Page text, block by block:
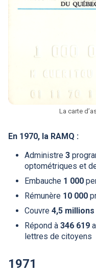
La carte
En 1970, la RAMQ :
Administre 3
optométriques et
Embauche 1 000
Rémunère 10 000
Couvre 4,5 millions
Répond à 346 619
lettres de citoyens
1971